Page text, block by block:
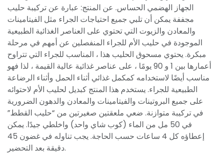
الجهاز الهضمي الحساس. عن المنتج: عبارة عن تركيبة حليب
مجففة يمكن أن تلبي جميع احتياجات الجراء مثل الفيتامينات
والمعادن والزيوت التي تحتوي على العناصر الغذائية الطبيعية
الموجودة في حليب الأم للجراء المنفصلين عن أمهم في مرحلة
مبكرة. يحتوي مسحوق الحليب هذا ، المناسب للجراء التي تتراوح
أعمارها بين 1 و 90 يومًا ، على عناصر غذائية عالية القيمة ، لذا فهو
مناسب أيضًا لاستخدامه كمكمل غذائي أثناء الحمل وأثناء الرضاعة
الطبيعية للجراء. يستخدم هذا المنتج كبديل لحليب الأم لاحتوائه
على جميع البروتينات والفيتامينات والمعادن والدهون الضرورية
في تركيبة متوازنة. ضعي ملعقتين صغيرتين من “حليب القطط”
في 50 مل من الماء (كوب شاي واحد) واخلطي جيدًا. يمكن
إعطاؤه كل 4 ساعات حسب الحاجة. يجب تناوله في غضون 45
دقيقة بعد التحضير.